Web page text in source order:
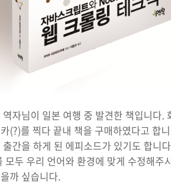
자님이 일본 여행 중 발견한 책입니다.
(?)를 찍다 끝내 책을 구매하였다고 합
간을 하게 된 에피소드가 있기도 합니
두 우리 언어와 환경에 맞게 수정해주
까 싶습니다.